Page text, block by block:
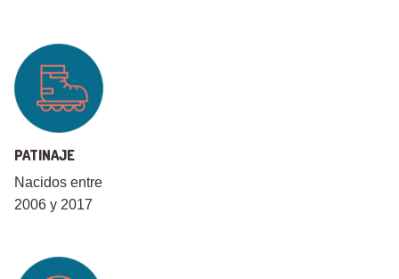
PATINAJE
Nacidos entre
2006 y 2017